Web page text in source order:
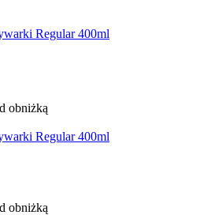
Regular 400ml
obniżką
Regular 400ml
obniżką